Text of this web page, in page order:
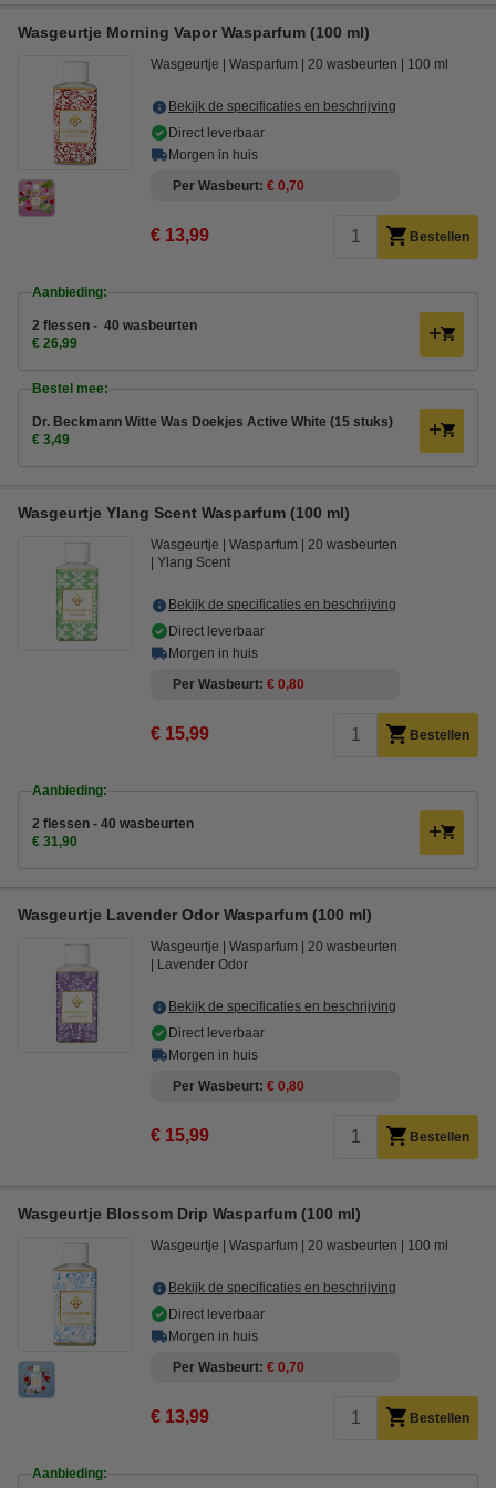
Wasgeurtje Morning Vapor Wasparfum (100 ml)
Wasgeurtje Wasparfum 20 wasbeurten 100 ml
Bekijk de specificaties en beschrijving
Direct leverbaar
Morgen in huis
Per Wasbeurt € 0,70
€ 13,99 Bestellen
Aanbieding:
2 flessen - 40 wasbeurten
€ 26,99
Bestel mee:
Dr. Beckmann Witte Was Doekjes Active White (15 stuks)
€ 3,49
Wasgeurtje Ylang Scent Wasparfum (100 ml)
Wasgeurtje Wasparfum
20 wasbeurten
Ylang Scent
Bekijk de specificaties en beschrijving
Direct leverbaar
Morgen in huis
Per Wasbeurt € 0,80
€ 15,99 Bestellen
Aanbieding:
2 flessen - 40 wasbeurten
€ 31,90
Wasgeurtje Lavender Odor Wasparfum (100 ml)
Wasgeurtje Wasparfum
20 wasbeurten
Lavender Odor
Bekijk de specificaties en beschrijving
Direct leverbaar
Morgen in huis
Per Wasbeurt € 0,80
€ 15,99 Bestellen
Wasgeurtje Blossom Drip Wasparfum (100 ml)
Wasgeurtje Wasparfum 20 wasbeurten 100 ml
Bekijk de specificaties en beschrijving
Direct leverbaar
Morgen in huis
Per Wasbeurt € 0,70
€ 13,99 Bestellen
Aanbieding: